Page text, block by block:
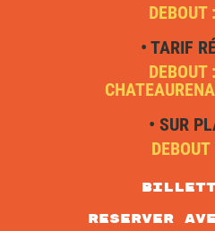
DEBOUT
• TARIF
DEBOUT
• SUR
RESERVER